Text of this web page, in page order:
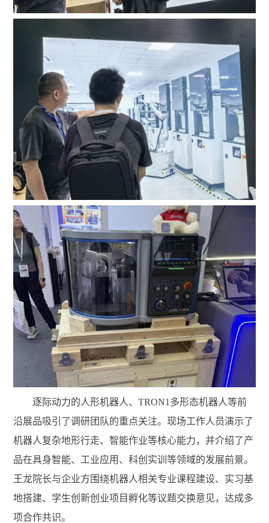
逐际动力的人形机器人、TRON1多形态机器人等前
沿展品吸引了调研团队的重点关注。现场工作人员演示了
机器人复杂地形行走、智能作业等核心能力，并介绍了产
品在具身智能、工业应用、科创实训等领域的发展前景。
王龙院长与企业方围绕机器人相关专业课程建设、实习基
地搭建、学生创新创业项目孵化等议题交换意见，达成多
项合作共识。